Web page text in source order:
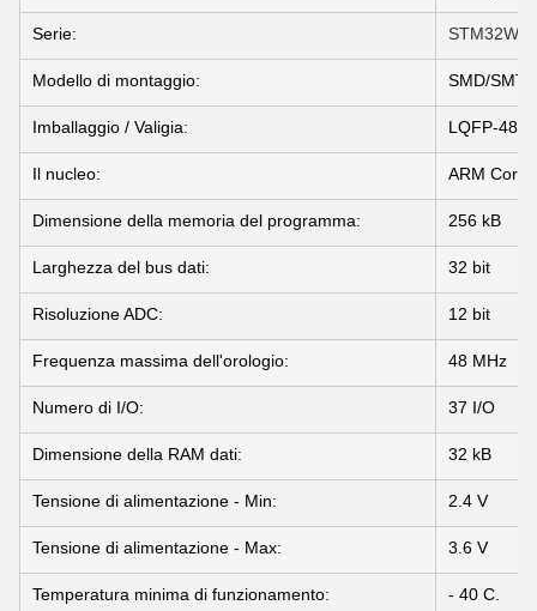
Serie:
Modello di montaggio: SMD/SMT
Imballaggio / Valigia: LQFP-48
Il nucleo: ARM
Dimensione della memoria del programma: 256 kB
Larghezza del bus dati: 32 bit
Risoluzione ADC: 12 bit
Frequenza massima dell'orologio: 48 MHz
Numero di I/O: 37 I/O
Dimensione della RAM dati: 32 kB
Tensione di alimentazione - Min: 2.4 V
Tensione di alimentazione - Max: 3.6 V
Temperatura minima di funzionamento: - 40 C.